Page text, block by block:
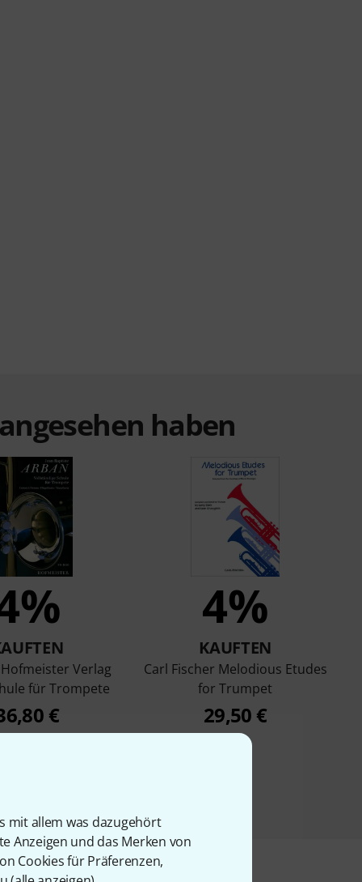
mit allem was dazugehört
Anzeigen und das Merken von
Cookies für Präferenzen,
haben
Verlag
für Trompete
€
4%
KAUFTEN
Carl Fischer Melodious Etudes
for Trumpet
29,50 €